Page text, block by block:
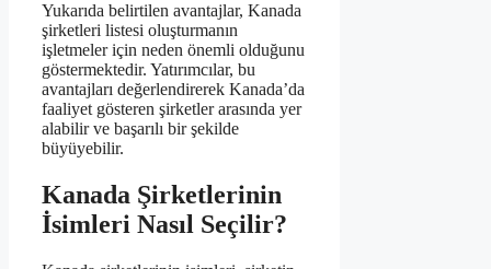
Yukarıda belirtilen avantajlar, Kanada
şirketleri listesi oluşturmanın
işletmeler için neden önemli olduğunu
göstermektedir. Yatırımcılar, bu
avantajları değerlendirerek Kanada’da
faaliyet gösteren şirketler arasında yer
alabilir ve başarılı bir şekilde
büyüyebilir.
Kanada Şirketlerinin
İsimleri Nasıl Seçilir?